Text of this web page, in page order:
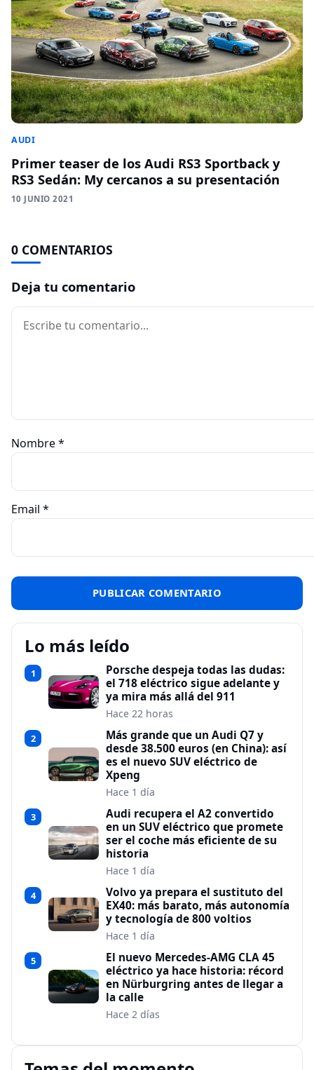
AUDI
Primer teaser de los Audi RS3 Sportback y
RS3 Sedán: My cercanos a su presentación
10 JUNIO 2021
0 COMENTARIOS
Deja tu comentario
Comentario
Nombre*
Email *
Lo más leído
1
Porsche despeja todas las dudas:
el 718 eléctrico sigue adelante y
ya mira más allá del 911
Hace 22 horas
2
Más grande que un Audi Q7 y
desde 38.500 euros (en China): así
es el nuevo SUV eléctrico de
Xpeng
Hace 1 día
3
Audi recupera el A2 convertido
en un SUV eléctrico que promete
ser el coche más eficiente de su
historia
Hace 1 día
4
Volvo ya prepara el sustituto del
EX40: más barato, más autonomía
y tecnología de 800 voltios
Hace 1 día
5
El nuevo Mercedes-AMG CLA 45
eléctrico ya hace historia: récord
en Nürburgring antes de llegar a
la calle
Hace 2 días